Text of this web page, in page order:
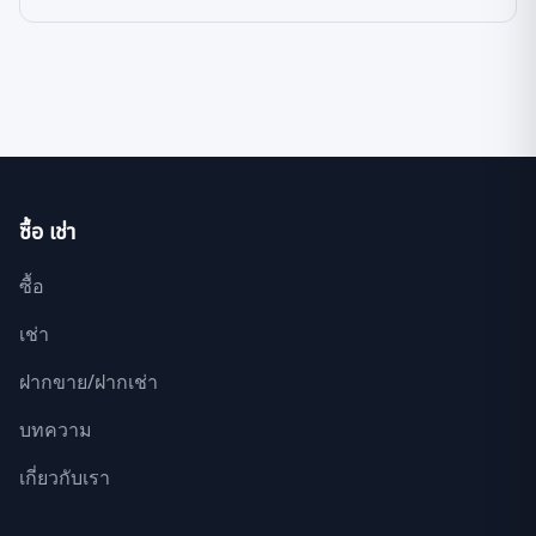
ซื้อ เช่า
ซื้อ
เช่า
ฝากขาย/ฝากเช่า
บทความ
เกี่ยวกับเรา